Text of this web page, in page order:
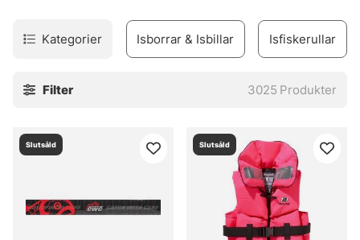
isolerade pop-up-tält som håller vinden borta till pirkar
från Bergmans som gör jobbet i hemmavatten där små
lättare att hitta något som passar både platsen och fisket,
Vinterfiske kräver lite mer fingertoppskänsla. Men när
isen är stabil och grejerna sitter, då är det ett fiskesätt som
levererar väldigt ren fiskeglädje. Ganska rått. Ganska
Kategorier Isborrar & Isbillar Isfiskerullar
Filter 3025 Produkter
Slutsåld Slutsåld